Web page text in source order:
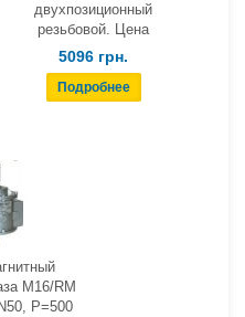
двухпозиционный
резьбовой. Цена
5096 грн.
M16/RM
Р=500